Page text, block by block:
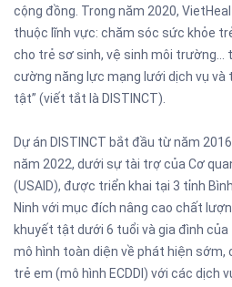
cộng đồng. Trong năm 2020,
thuộc lĩnh vực: chăm sóc sức khỏe
cho trẻ sơ sinh, vệ sinh môi trường…
cường năng lực mạng lưới dịch vụ và
tật” (viết tắt là DISTINCT).
Dự án DISTINCT bắt đầu từ năm
năm 2022, dưới sự tài trợ của Cơ
(USAID), được triển khai tại 3 tỉnh
Ninh với mục đích nâng cao chất
khuyết tật dưới 6 tuổi và gia đình
mô hình toàn diện về phát hiện
trẻ em (mô hình ECDDI) với các dịch